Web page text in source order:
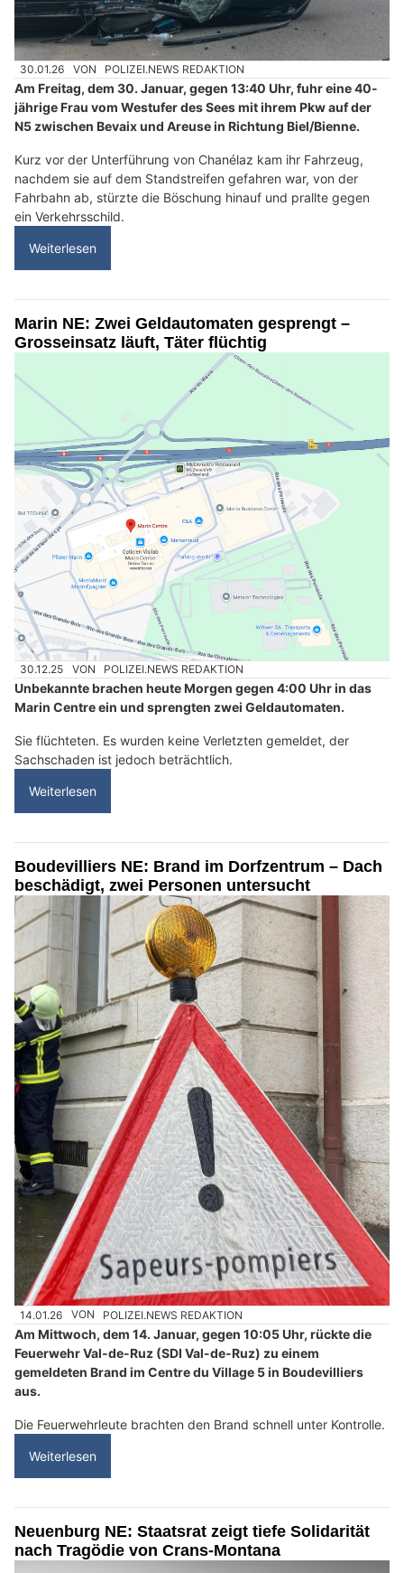
30.01.26 VON POLIZEI.NEWS REDAKTION
Am Freitag, dem 30. Januar, gegen 13:40 Uhr, fuhr eine 40-
jährige Frau vom Westufer des Sees mit ihrem Pkw auf der
N5 zwischen Bevaix und Areuse in Richtung Biel/Bienne.
Kurz vor der Unterführung von Chanélaz kam ihr Fahrzeug,
nachdem sie auf dem Standstreifen gefahren war, von der
Fahrbahn ab, stürzte die Böschung hinauf und prallte gegen
ein Verkehrsschild.
Weiterlesen
Marin NE: Zwei Geldautomaten gesprengt –
Grosseinsatz läuft, Täter flüchtig
30.12.25 VON POLIZEI.NEWS REDAKTION
Unbekannte brachen heute Morgen gegen 4:00 Uhr in das
Marin Centre ein und sprengten zwei Geldautomaten.
Sie flüchteten. Es wurden keine Verletzten gemeldet, der
Sachschaden ist jedoch beträchtlich.
Weiterlesen
Boudevilliers NE: Brand im Dorfzentrum – Dach
beschädigt, zwei Personen untersucht
14.01.26 VON POLIZEI.NEWS REDAKTION
Am Mittwoch, dem 14. Januar, gegen 10:05 Uhr, rückte die
Feuerwehr Val-de-Ruz (SDI Val-de-Ruz) zu einem
gemeldeten Brand im Centre du Village 5 in Boudevilliers
aus.
Die Feuerwehrleute brachten den Brand schnell unter Kontrolle.
Weiterlesen
Neuenburg NE: Staatsrat zeigt tiefe Solidarität
nach Tragödie von Crans-Montana